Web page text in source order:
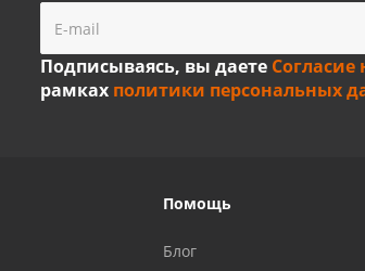
Подписываясь, вы даете Согласие
рамках политики персональных
Помощь
Блог